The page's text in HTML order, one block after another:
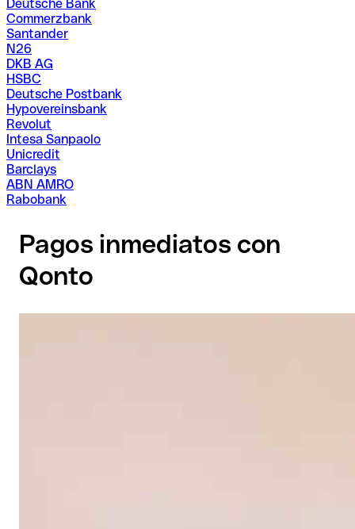
Deutsche Bank
Commerzbank
Santander
N26
DKB AG
HSBC
Deutsche Postbank
Hypovereinsbank
Revolut
Intesa Sanpaolo
Unicredit
Barclays
ABN AMRO
Rabobank
Pagos inmediatos con
Qonto